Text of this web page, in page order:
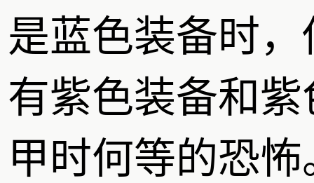
是蓝色装备时，
有紫色装备和紫
甲时何等的恐怖